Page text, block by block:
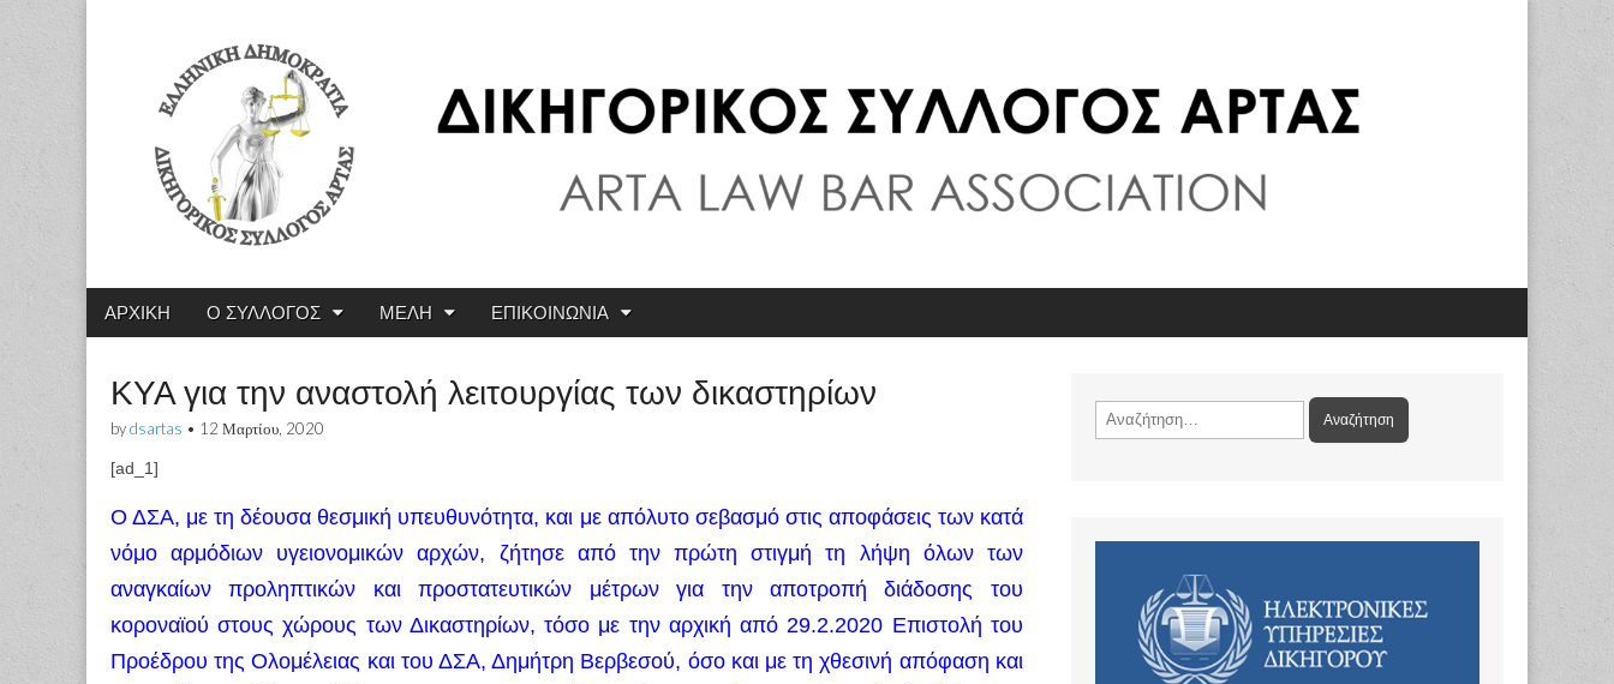
Δικηγορικός Σύλλογος Άρτας
Main
Skip
ΑΡΧΙΚΗ Ο ΣΥΛΛΟΓΟΣ ΜΕΛΗ ΕΠΙΚΟΙΝΩΝΙΑ
ΚΥΑ για την αναστολή λειτουργίας των δικαστηρίων
bydsartas • 12 Μαρτίου, 2020
[ad_1]
Ο ΔΣΑ, με τη δέουσα θεσμική υπευθυνότητα, και με απόλυτο σεβασμό στις αποφάσεις των κατά
νόμο αρμόδιων υγειονομικών αρχών, ζήτησε από την πρώτη στιγμή τη λήψη όλων των
αναγκαίων προληπτικών και προστατευτικών μέτρων για την αποτροπή διάδοσης του
κοροναϊού στους χώρους των Δικαστηρίων, τόσο με την αρχική από 29.2.2020 Επιστολή του
Προέδρου της Ολομέλειας και του ΔΣΑ, Δημήτρη Βερβεσού, όσο και με τη χθεσινή απόφαση και